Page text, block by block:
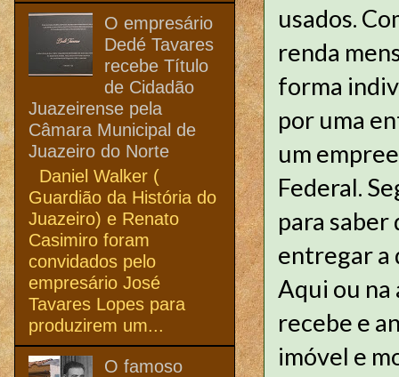
usados.
renda
forma
por uma
um
Federal.
para
entregar a
Aqui ou na
recebe e
imóvel e
O empresário
Dedé Tavares
recebe Título
de Cidadão
Juazeirense pela
Câmara Municipal de
Juazeiro do Norte
Daniel Walker (
Guardião da História do
Juazeiro) e Renato
Casimiro foram
convidados pelo
empresário José
Tavares Lopes para
produzirem um...
O famoso